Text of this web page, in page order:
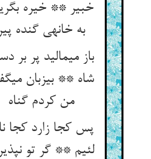
خبیر ** خیره
به خانه‏ی گنده پیر
باز می‏مالید پر بر
شاه ** بی‏زبان
من کردم گناه‏
پس کجا زارد کجا
لئیم ** گر تو